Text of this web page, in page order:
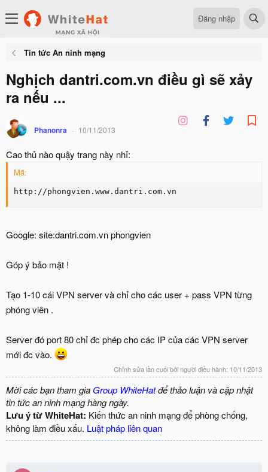
Đăng nhập
Tin tức An ninh mạng
Nghịch dantri.com.vn điều gì sẽ xảy
ra nếu ...
Phanonra 10/11/2013
Cao thủ nào quậy trang này nhỉ:
Mã:
http://phongvien.www.dantri.com.vn
Google: site:dantri.com.vn phongvien
Góp ý bảo mật !
Tạo 1-10 cái VPN server và chỉ cho các user + pass VPN từng
phóng viên .
Server đó port 80 chỉ đc phép cho các IP của các VPN server
mới đc vào.
Chỉnh sửa lần cuối bởi người điều hành: 10/11/2013
Mời các bạn tham gia Group WhiteHatđể thảo luận và cập nhật
tin tức an ninh mạng hàng ngày.
Lưu ý từ WhiteHat: Kiến thức an ninh mạng để phòng chống,
không làm điều xấu. Luật pháp liên quan